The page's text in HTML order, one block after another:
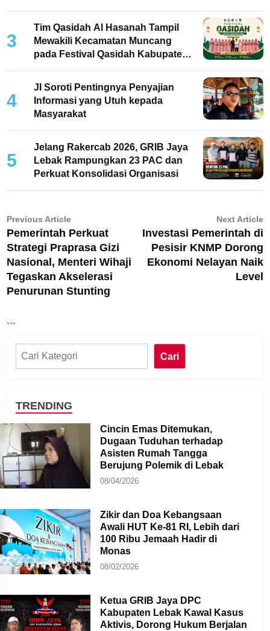
3
Tim Qasidah Al Hasanah Tampil
Mewakili Kecamatan Muncang
pada Festival Qasidah Kabupaten
4
JI Soroti Pentingnya Penyajian
Informasi yang Utuh kepada
Masyarakat
5
Jelang Rakercab 2026, GRIB Jaya
Lebak Rampungkan 23 PAC dan
Perkuat Konsolidasi Organisasi
Navigasi
pos
Previous ArticlePrevious
article:
Pemerintah Perkuat
Strategi Praprasa Gizi
Nasional, Menteri Wihaji
Tegaskan Akselerasi
Penurunan Stunting
Next Article
Investasi Pemerintah di
Pesisir KNMP Dorong
Ekonomi Nelayan Naik
Level
```
Cari
Cari
TRENDING
Cincin Emas Ditemukan,
Dugaan Tuduhan terhadap
Asisten Rumah Tangga
Berujung Polemik di Lebak
08/04/2026
Zikir dan Doa Kebangsaan
Awali HUT Ke-81 RI, Lebih dari
100 Ribu Jemaah Hadir di
Monas
08/02/2026
Ketua GRIB Jaya DPC
Kabupaten Lebak Kawal Kasus
Aktivis, Dorong Hukum Berjalan